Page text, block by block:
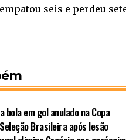
seis e perdeu
em gol anulado na Copa
Brasileira após lesão